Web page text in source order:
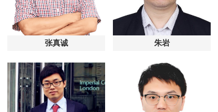
张真诚 朱岩